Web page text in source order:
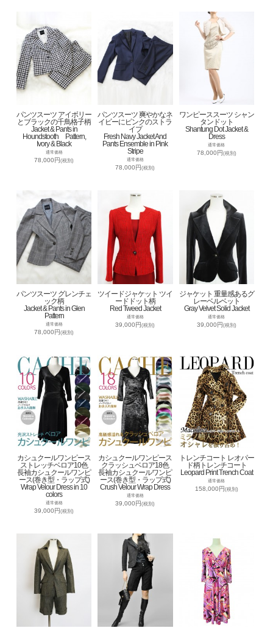
パンツスーツ アイボリー
とブラックの千鳥格子柄
Jacket & Pants in
Houndstooth Pattern,
Ivory & Black
通常価格
78,000円(税別)
パンツスーツ 爽やかなネ
イビーにピンクのストラ
イプ
Fresh Navy Jacket And
Pants Ensemble in Pink
Stripe
通常価格
78,000円(税別)
ワンピーススーツ シャン
タンドット
Shantung Dot Jacket &
Dress
通常価格
78,000円 (税別)
パンツスーツ グレンチェ
ック柄
Jacket & Pants in Glen
Pattern
通常価格
78,000円(税別)
ツイードジャケット ツイ
ードドット柄
Red Tweed Jacket
通常価格
39,000円(税別)
ジャケット 重量感あるグ
レーベルベット
Gray Velvet Solid Jacket
通常価格
39,000円(税別)
カシュクールワンピース
ストレッチベロア10色
長袖カシュクールワンピ
ース(巻き型・ラップ式)
Wrap Velour Dress in 10
colors
通常価格
39,000円(税別)
カシュクールワンピース
クラッシュベロア18色
長袖カシュクールワンピ
ース(巻き型・ラップ式)
Crush Velour Wrap Dress
通常価格
39,000円(税別)
トレンチコート レオパー
ド柄トレンチコート
Leopard Print Trench Coat
通常価格
158,000円(税別)